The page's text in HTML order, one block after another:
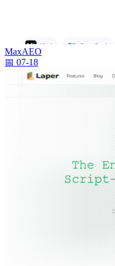
MaxAEO
📅 07-18